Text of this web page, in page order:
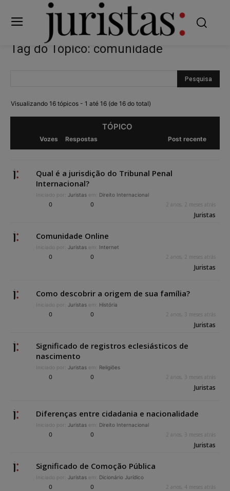
Tag do Tópico: comunidade
Visualizando 16 tópicos - 1 até 16 (de 16 do total)
TÓPICO
Vozes Respostas Post recente
Qual é a jurisdição do Tribunal Penal
Internacional?
Iniciado por: Juristas em: Direito Internacional
0 0 2 anos, 2 meses atrás
Juristas
Comunidade Online
Iniciado por: Juristas em: Internet
0 0 2 anos, 2 meses atrás
Juristas
Como descobrir a origem de sua família?
Iniciado por: Juristas em: História
0 0 2 anos, 3 meses atrás
Juristas
Significado de registros eclesiásticos de
nascimento
Iniciado por: Juristas em: Religiões
0 0 2 anos, 3 meses atrás
Juristas
Diferenças entre cidadania e nacionalidade
Iniciado por: Juristas em: Direito Internacional
0 0 2 anos, 3 meses atrás
Juristas
Significado de Comoção Pública
Iniciado por: Juristas em: Dicionário Jurídico
0 0 2 anos, 4 meses atrás